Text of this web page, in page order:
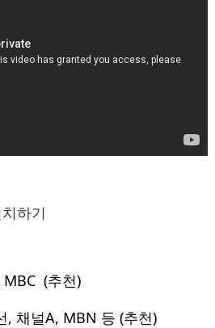
하기
(추천)
, 채널A, MBN 등 (추천)